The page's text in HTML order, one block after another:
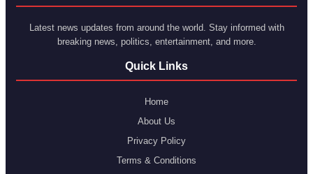
Latest news updates from around the world. Stay informed with
breaking news, politics, entertainment, and more.
Quick Links
Home
About Us
Privacy Policy
Terms & Conditions